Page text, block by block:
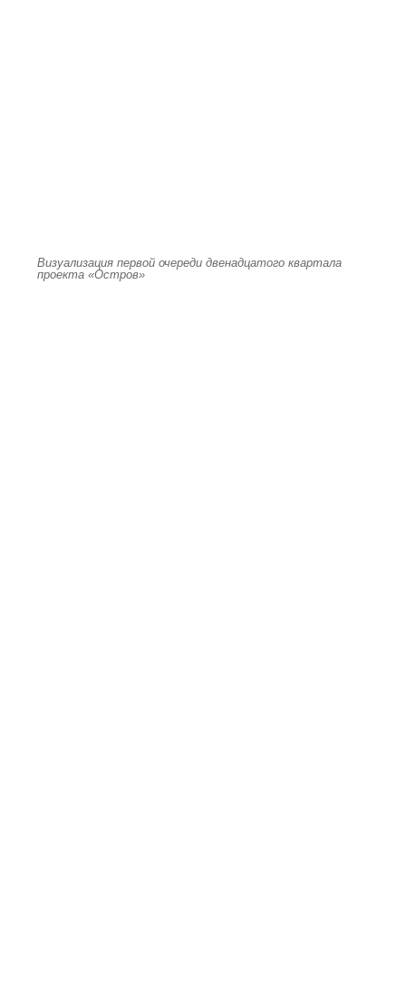
Визуализация первой очереди двенадцатого квартала
проекта «Остров»